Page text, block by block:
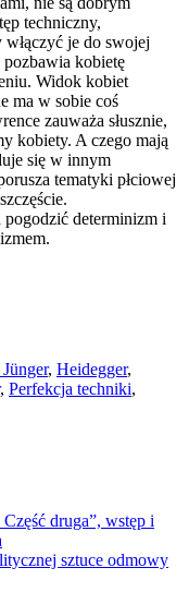
techniczny,
je do swojej
kobietę
Widok kobiet
ma w sobie coś
zauważa słusznie,
kobiety. A czego mają
się w innym
tematyki płciowej
pogodzić determinizm i
, Heidegger,
, Perfekcja techniki,
druga”, wstęp i
sztuce odmowy